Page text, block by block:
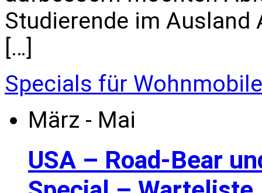
Studierende im
[…]
Specials für Wohnmobile
März - Mai
USA – Road-Bear